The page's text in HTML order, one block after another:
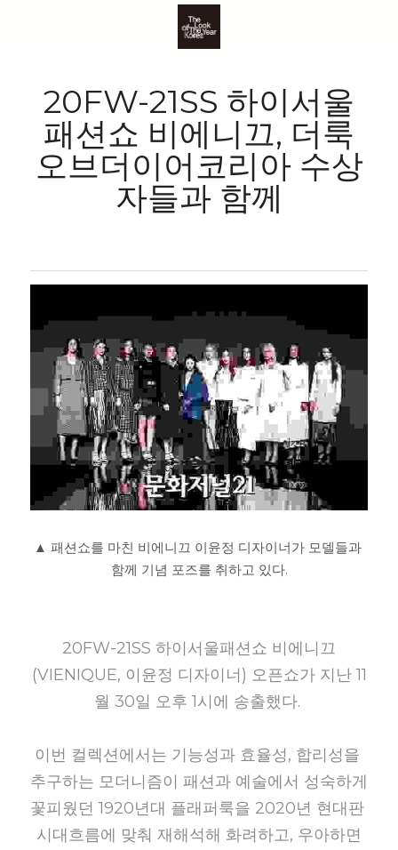
20FW-21SS 하이서울
패션쇼 비에니끄, 더룩
오브더이어코리아 수상
자들과 함께
▲ 패션쇼를 마친 비에니끄 이윤정 디자이너가 모델들과
함께 기념 포즈를 취하고 있다.
20FW-21SS 하이서울패션쇼 비에니끄
(VIENIQUE, 이윤정 디자이너) 오픈쇼가 지난 11
월 30일 오후 1시에 송출했다.
이번 컬렉션에서는 기능성과 효율성, 합리성을
추구하는 모더니즘이 패션과 예술에서 성숙하게
꽃피웠던 1920년대 플래퍼룩을 2020년 현대판
시대흐름에 맞춰 재해석해 화려하고, 우아하면